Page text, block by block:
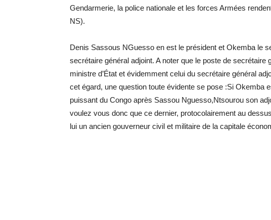
Gendarmerie, la police nationale et les forces Armées
NS).
Denis Sassous NGuesso en est le président et Okemba le
secrétaire général adjoint. A noter que le poste de
ministre d’État et évidemment celui du secrétaire général
cet égard, une question toute évidente se pose :Si Okemba
puissant du Congo après Sassou Nguesso,Ntsourou son
voulez vous donc que ce dernier, protocolairement au
lui un ancien gouverneur civil et militaire de la capitale